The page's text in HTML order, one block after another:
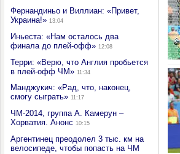
Фернандиньо и Виллиан: «Привет,
Украина!» 13:04
Иньеста: «Нам осталось два
финала до плей-офф» 12:08
Терри: «Верю, что Англия пробьется
в плей-офф ЧМ» 11:34
Манджукич: «Рад, что, наконец,
смогу сыграть» 11:17
ЧМ-2014, группа А. Камерун –
Хорватия. Анонс 10:15
Аргентинец преодолел 3 тыс. км на
велосипеде, чтобы попасть на ЧМ